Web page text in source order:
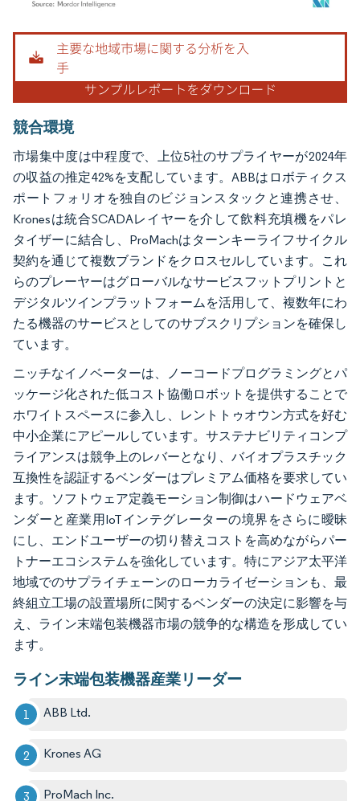
画像 © Mordor Intelligence。再利用にはCC BY 4.0の表示が必要です。
競合環境
市場集中度は中程度で、上位5社のサプライヤーが2024年
の収益の推定42%を支配しています。ABBはロボティクス
ポートフォリオを独自のビジョンスタックと連携させ、
Kronesは統合SCADAレイヤーを介して飲料充填機をパレ
タイザーに結合し、ProMachはターンキーライフサイクル
契約を通じて複数ブランドをクロスセルしています。これ
らのプレーヤーはグローバルなサービスフットプリントと
デジタルツインプラットフォームを活用して、複数年にわ
たる機器のサービスとしてのサブスクリプションを確保し
ています。
ニッチなイノベーターは、ノーコードプログラミングとパ
ッケージ化された低コスト協働ロボットを提供することで
ホワイトスペースに参入し、レントトゥオウン方式を好む
中小企業にアピールしています。サステナビリティコンプ
ライアンスは競争上のレバーとなり、バイオプラスチック
互換性を認証するベンダーはプレミアム価格を要求してい
ます。ソフトウェア定義モーション制御はハードウェアベ
ンダーと産業用IoTインテグレーターの境界をさらに曖昧
にし、エンドユーザーの切り替えコストを高めながらパー
トナーエコシステムを強化しています。特にアジア太平洋
地域でのサプライチェーンのローカライゼーションも、最
終組立工場の設置場所に関するベンダーの決定に影響を与
え、ライン末端包装機器市場の競争的な構造を形成してい
ます。
ライン末端包装機器産業リーダー
ABB Ltd.
Krones AG
ProMach Inc.